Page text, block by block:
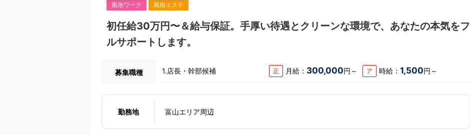
風俗ワーク 風俗エステ
初任給30万円〜＆給与保証。手厚い待遇とクリーンな環境で、あなたの本気をフ
ルサポートします。
募集職種 1.店長・幹部候補 正 月給： 300,000円～ ア 時給：1,500円～
勤務地 富山エリア周辺